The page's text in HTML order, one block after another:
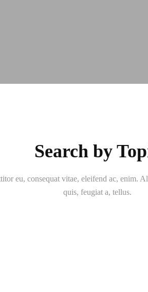
Search by
eu, consequat vitae, eleifend ac, enim.
quis, feugiat a, tellus.